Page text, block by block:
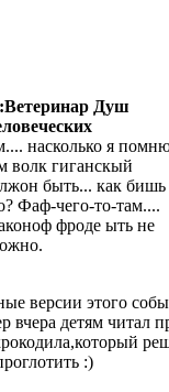
Душ
насколько я
волк гиганскый
быть... как бишь
Фаф-чего-то-там....
фроде ыть не
версии этого
вчера детям читал
:)